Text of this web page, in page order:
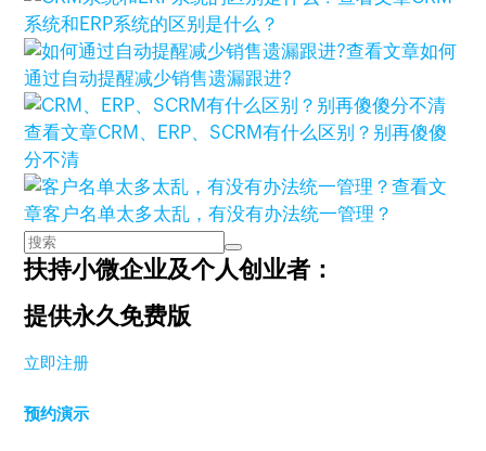
系统和ERP系统的区别是什么？
查看文章如何
通过自动提醒减少销售遗漏跟进?
查看文章CRM、ERP、SCRM有什么区别？别再傻傻
分不清
查看文
章客户名单太多太乱，有没有办法统一管理？
扶持小微企业及个人创业者：
提供永久免费版
立即注册
预约演示